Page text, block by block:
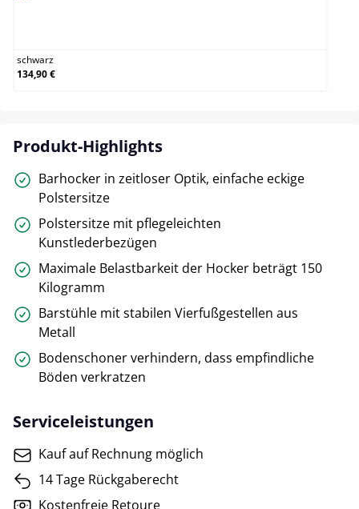
schwarz
134,90 €
Produkt-Highlights
Barhocker in zeitloser Optik, einfache eckige
Polstersitze
Polstersitze mit pflegeleichten
Kunstlederbezügen
Maximale Belastbarkeit der Hocker beträgt 150
Kilogramm
Barstühle mit stabilen Vierfußgestellen aus
Metall
Bodenschoner verhindern, dass empfindliche
Böden verkratzen
Serviceleistungen
Kauf auf Rechnung möglich
14 Tage Rückgaberecht
Kostenfreie Retoure